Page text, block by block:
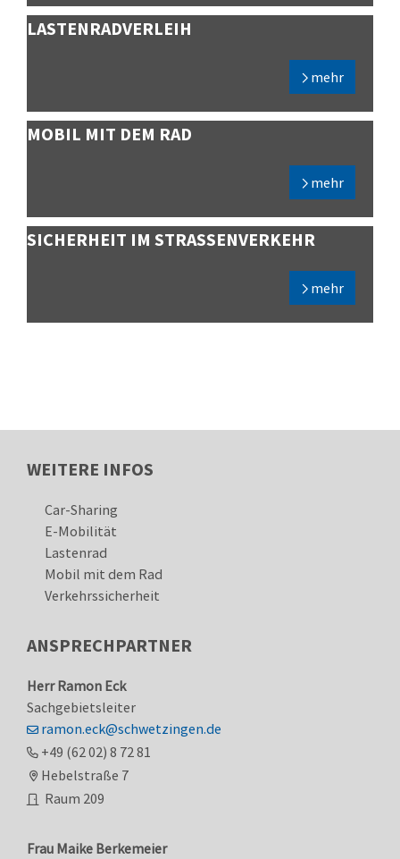
LASTENRADVERLEIH
mehr
MOBIL MIT DEM RAD
mehr
SICHERHEIT IM STRASSENVERKEHR
mehr
Car-Sharing
E-Mobilität
Lastenrad
Mobil mit dem Rad
Verkehrssicherheit
ANSPRECHPARTNER
Herr Ramon Eck
Sachgebietsleiter
ramon.eck@schwetzingen.de
+49 (62 02) 8 72 81
Hebelstraße 7
Raum 209
Frau Maike Berkemeier